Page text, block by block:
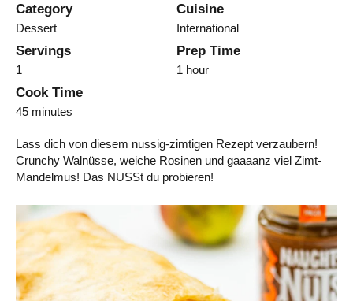
Category
Dessert
Cuisine
International
Servings
1
Prep Time
1 hour
Cook Time
45 minutes
Lass dich von diesem nussig-zimtigen Rezept verzaubern!
Crunchy Walnüsse, weiche Rosinen und gaaaanz viel Zimt-
Mandelmus! Das NUSSt du probieren!